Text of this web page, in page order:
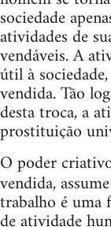
sociedade
atividades de
vendáveis. A
útil à
vendida. Tão
desta troca, a
prostituição
O poder
vendida,
trabalho é uma